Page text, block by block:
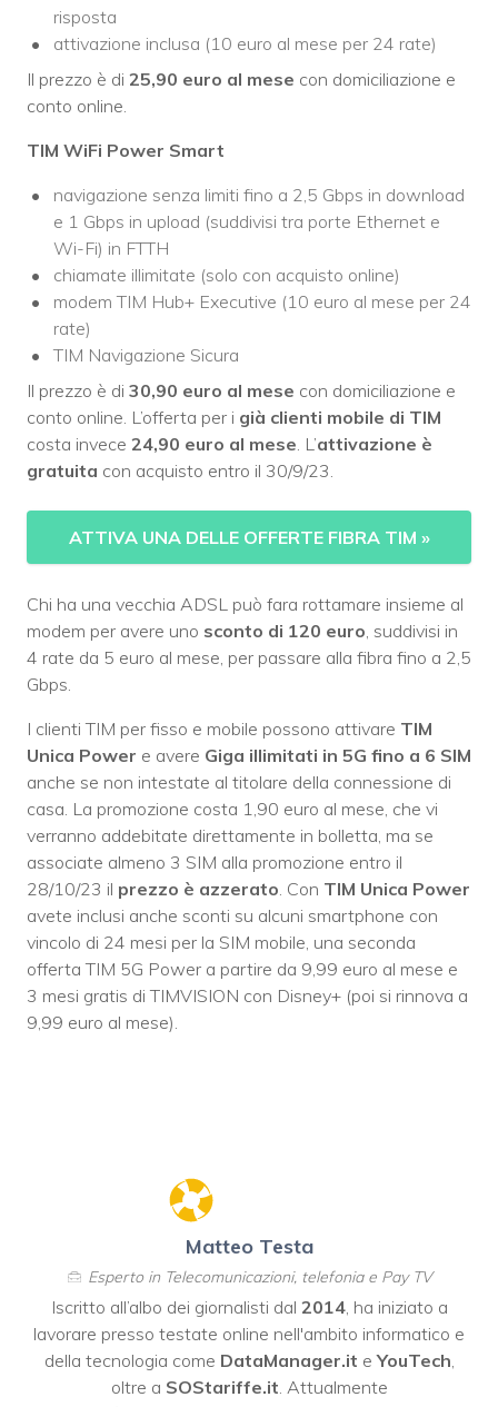
risposta
attivazione inclusa (10 euro al mese per 24 rate)
Il prezzo è di 25,90 euro al mese con domiciliazione e
conto online.
TIM WiFi Power Smart
navigazione senza limiti fino a 2,5 Gbps in download
e 1 Gbps in upload (suddivisi tra porte Ethernet e
Wi-Fi) in FTTH
chiamate illimitate (solo con acquisto online)
modem TIM Hub+ Executive (10 euro al mese per 24
rate)
TIM Navigazione Sicura
Il prezzo è di 30,90 euro al mese con domiciliazione e
conto online. L’offerta per i già clienti mobile di TIM
costa invece 24,90 euro al mese . L’attivazione è
gratuita con acquisto entro il 30/9/23.
ATTIVA UNA DELLE OFFERTE FIBRA TIM »
Chi ha una vecchia ADSL può fara rottamare insieme al
modem per avere uno sconto di 120 euro , suddivisi in
4 rate da 5 euro al mese, per passare alla fibra fino a 2,5
Gbps.
I clienti TIM per fisso e mobile possono attivare TIM
Unica Power e avere Giga illimitati in 5G fino a 6 SIM
anche se non intestate al titolare della connessione di
casa. La promozione costa 1,90 euro al mese, che vi
verranno addebitate direttamente in bolletta, ma se
associate almeno 3 SIM alla promozione entro il
28/10/23 il prezzo è azzerato . Con TIM Unica Power
avete inclusi anche sconti su alcuni smartphone con
vincolo di 24 mesi per la SIM mobile, una seconda
offerta TIM 5G Power a partire da 9,99 euro al mese e
3 mesi gratis di TIMVISION con Disney+ (poi si rinnova a
9,99 euro al mese).
Matteo Testa
Esperto in Telecomunicazioni, telefonia e Pay TV
Iscritto all’albo dei giornalisti dal 2014, ha iniziato a
lavorare presso testate online nell'ambito informatico e
della tecnologia come DataManager.it eYouTech
oltre a SOStariffe.it . Attualmente